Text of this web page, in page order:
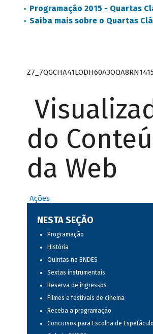
Programação 2015 - Quartas
Saiba mais sobre o Quartas
do
da Web
Ações
NESTA SEÇÃO
Programação
História
Quintas no BNDES
Sextas instrumentais
Reserva de ingressos
Filmes e festivais de cinema
Receba a programação
Concursos para Escolha de